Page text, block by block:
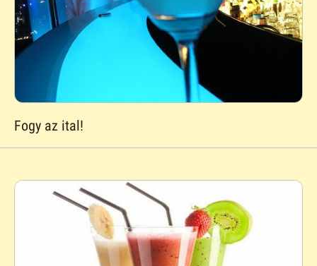
Fogy az ital!